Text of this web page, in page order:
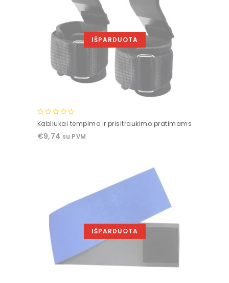
IŠPARDUOTA
0
of
Kabliukai tempimo ir prisitraukimo pratimams
€9,74 su PVM
IŠPARDUOTA